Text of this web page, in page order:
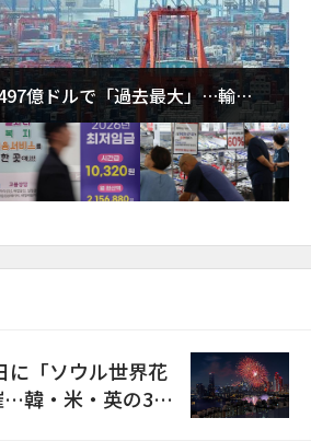
億ドルで「過去最大」…輸出
突破
に「ソウル世界花
韓・米・英の3カ